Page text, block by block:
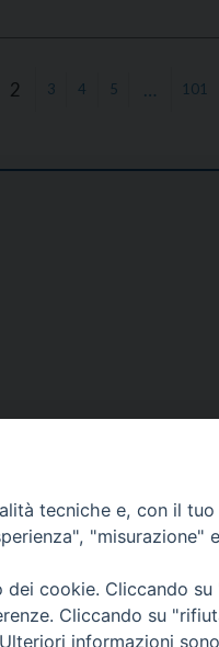
2 3 4 5 … 101
SIAMO
Paoline
Notizie di vita
Notizie in breve
tecniche e, con il
cookie. Cliccando
Cliccando su
informazioni